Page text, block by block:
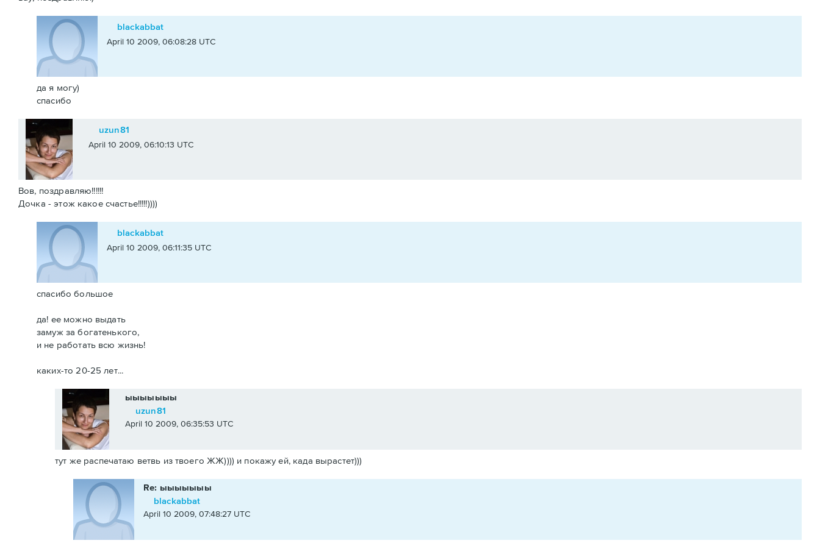
blackabbat
April 10 2009, 06:08:28 UTC
да я могу)
спасибо
uzun81
April 10 2009, 06:10:13 UTC
Вов, поздравляю!!!!!!
Дочка - этож какое счастье!!!!!))))
blackabbat
April 10 2009, 06:11:35 UTC
спасибо большое
да! ее можно выдать
замуж за богатенького,
и не работать всю жизнь!
каких-то 20-25 лет...
ыыыыыыы
uzun81
April 10 2009, 06:35:53 UTC
тут же распечатаю ветвь из твоего ЖЖ)))) и покажу ей, када вырастет)))
Re: ыыыыыыы
blackabbat
April 10 2009, 07:48:27 UTC